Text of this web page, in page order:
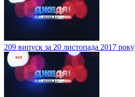
209 випуск за 20 листопада 2017 року